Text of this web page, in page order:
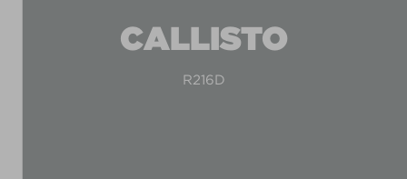
CALLISTO
R216D